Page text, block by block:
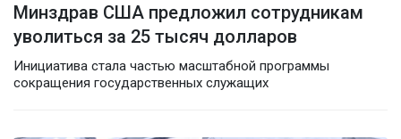
Минздрав США предложил сотрудникам
уволиться за 25 тысяч долларов
Инициатива стала частью масштабной программы
сокращения государственных служащих